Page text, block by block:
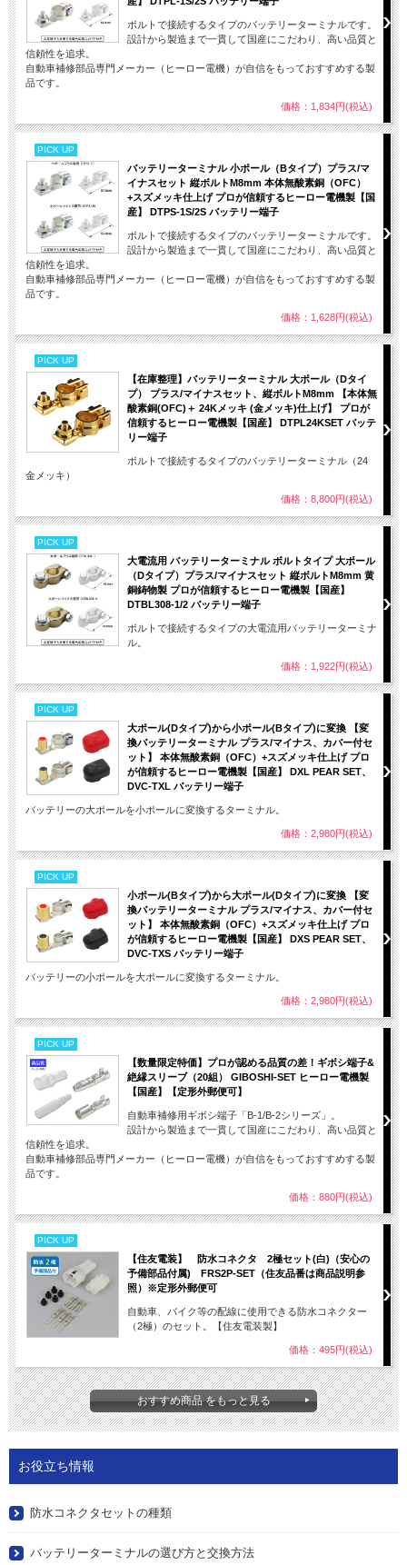
ボルトで接続するタイプのバッテリーターミナルです。
設計から製造まで一貫して国産にこだわり、高い品質と
信頼性を追求。
自動車補修部品専門メーカー（ヒーロー電機）が自信をもっておすすめする製
品です。
価格：1,834円(税込)
PICK UP
バッテリーターミナル 小ポール（Bタイプ）プラス/マ
イナスセット 縦ボルトM8mm 本体無酸素銅（OFC）
+スズメッキ仕上げ プロが信頼するヒーロー電機製【国
産】 DTPS-1S/2S バッテリー端子
ボルトで接続するタイプのバッテリーターミナルです。
設計から製造まで一貫して国産にこだわり、高い品質と
信頼性を追求。
自動車補修部品専門メーカー（ヒーロー電機）が自信をもっておすすめする製
品です。
価格：1,628円(税込)
PICK UP
【在庫整理】バッテリーターミナル 大ポール（Dタイ
プ） プラス/マイナスセット、縦ボルトM8mm 【本体無
酸素銅(OFC)＋ 24Kメッキ (金メッキ)仕上げ】 プロが
信頼するヒーロー電機製【国産】 DTPL24KSET バッテ
リー端子
ボルトで接続するタイプのバッテリーターミナル（24
金メッキ）
価格：8,800円(税込)
PICK UP
大電流用 バッテリーターミナル ボルトタイプ 大ポール
（Dタイプ）プラス/マイナスセット 縦ボルトM8mm 黄
銅鋳物製 プロが信頼するヒーロー電機製【国産】
DTBL308-1/2 バッテリー端子
ボルトで接続するタイプの大電流用バッテリーターミナ
ル。
価格：1,922円(税込)
PICK UP
大ポール(Dタイプ)から小ポール(Bタイプ)に変換 【変
換バッテリーターミナル プラス/マイナス、カバー付セ
ット】 本体無酸素銅（OFC）+スズメッキ仕上げ プロ
が信頼するヒーロー電機製【国産】 DXL PEAR SET、
DVC-TXL バッテリー端子
バッテリーの大ポールを小ポールに変換するターミナル。
価格：2,980円(税込)
PICK UP
小ポール(Bタイプ)から大ポール(Dタイプ)に変換 【変
換バッテリーターミナル プラス/マイナス、カバー付セ
ット】 本体無酸素銅（OFC）+スズメッキ仕上げ プロ
が信頼するヒーロー電機製【国産】 DXS PEAR SET、
DVC-TXS バッテリー端子
バッテリーの小ポールを大ポールに変換するターミナル。
価格：2,980円(税込)
PICK UP
【数量限定特価】プロが認める品質の差！ギボシ端子&
絶縁スリーブ（20組） GIBOSHI-SET ヒーロー電機製
【国産】【定形外郵便可】
自動車補修用ギボシ端子「B-1/B-2シリーズ」。
設計から製造まで一貫して国産にこだわり、高い品質と
信頼性を追求。
自動車補修部品専門メーカー（ヒーロー電機）が自信をもっておすすめする製
品です。
価格：880円(税込)
PICK UP
【住友電装】 防水コネクタ 2極セット(白)（安心の
予備部品付属) FRS2P-SET（住友品番は商品説明参
照）※定形外郵便可
自動車、バイク等の配線に使用できる防水コネクター
（2極）のセット。【住友電装製】
価格：495円(税込)
おすすめ商品 をもっと見る
お役立ち情報
防水コネクタセットの種類
バッテリーターミナルの選び方と交換方法